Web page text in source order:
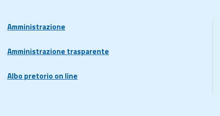
Amministrazione
Amministrazione trasparente
Albo pretorio on line